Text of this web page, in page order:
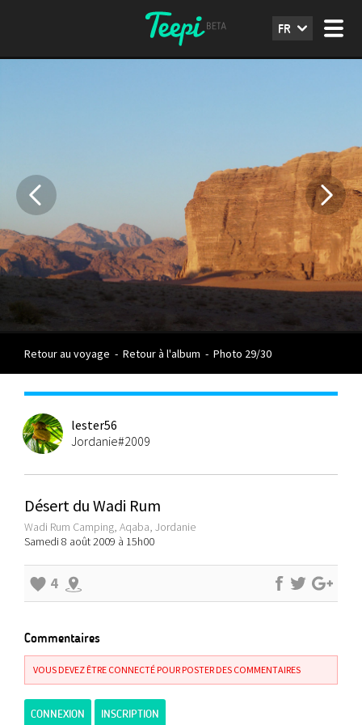
FR
Retour au voyage - Retour à l'album - Photo 29/30
lester56
Jordanie#2009
Désert du Wadi Rum
Wadi Rum Camping, Aqaba, Jordanie
Samedi 8 août 2009 à 15h00
4
Commentaires
VOUS DEVEZ ÊTRE CONNECTÉ POUR POSTER DES COMMENTAIRES
CONNEXION INSCRIPTION